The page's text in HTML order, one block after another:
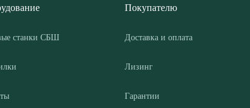
станки СБШ
Покупателю
Доставка и оплата
Лизинг
Гарантии